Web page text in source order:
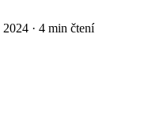
2024 · 4 min čtení